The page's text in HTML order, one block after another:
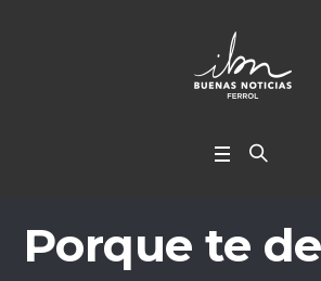
Porque te